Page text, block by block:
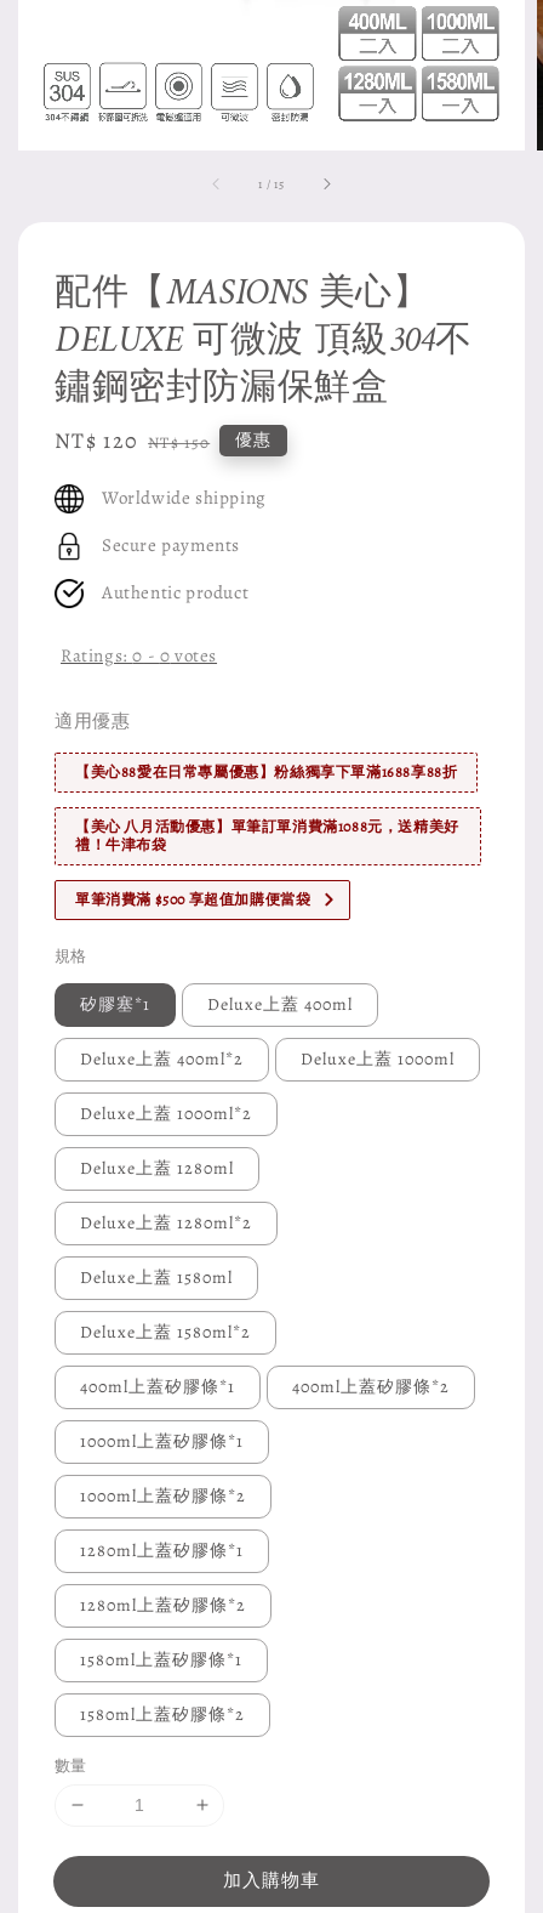
1 /15
配件【MASIONS 美心】
DELUXE 可微波 頂級304不
鏽鋼密封防漏保鮮盒
Sale
NT$ 120 Regular
NT$ 150 優惠
Worldwide shipping
Secure payments
Authentic product
Ratings:0 - 0 votes
適用優惠
【美心88愛在日常專屬優惠】粉絲獨享下單滿1688享88折
【美心 八月活動優惠】單筆訂單消費滿1088元，送精美好
禮！牛津布袋
單筆消費滿 $500 享超值加購便當袋
規格
矽膠塞*1 Deluxe上蓋 400ml
Deluxe上蓋 400ml*2 Deluxe上蓋 1000ml
Deluxe上蓋 1000ml*2
Deluxe上蓋 1280ml
Deluxe上蓋 1280ml*2
Deluxe上蓋 1580ml
Deluxe上蓋 1580ml*2
400ml上蓋矽膠條*1 400ml上蓋矽膠條*2
1000ml上蓋矽膠條*1
1000ml上蓋矽膠條*2
1280ml上蓋矽膠條*1
1280ml上蓋矽膠條*2
1580ml上蓋矽膠條*1
1580ml上蓋矽膠條*2
數量
加入購物車